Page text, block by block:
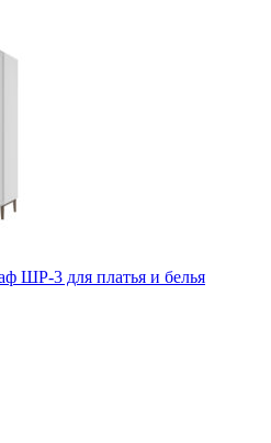
3 для платья и белья